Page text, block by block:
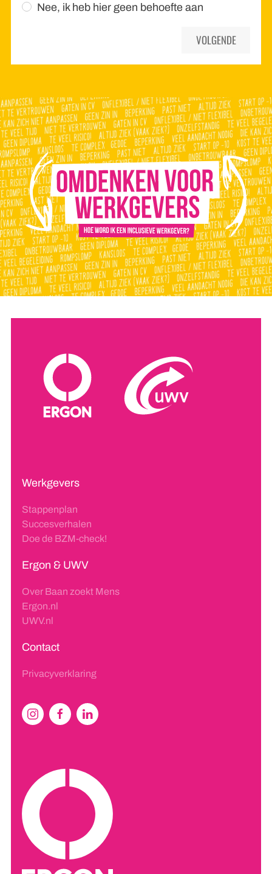
Nee, ik heb hier geen behoefte aan
VOLGENDE
Werkgevers
Stappenplan
Succesverhalen
Doe de BZM-check!
Ergon & UWV
Over Baan zoekt Mens
Ergon.nl
UWV.nl
Contact
Privacyverklaring